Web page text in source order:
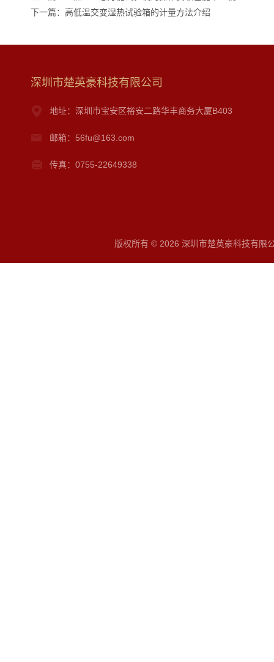
下一篇： 高低温交变湿热试验箱的计量方法介绍
深圳市楚英豪科技有限公司
地址：深圳市宝安区裕安二路华丰商务大厦B403
邮箱：56fu@163.com
传真：0755-22649338
版权所有 © 2026 深圳市楚英豪科技有限